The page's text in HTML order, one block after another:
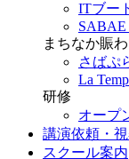
ITブー
SABAE
まちなか賑
さばぷ
La
研修
オープ
講演依頼・
スクール案内